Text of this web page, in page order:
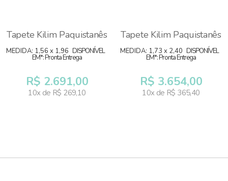
Tapete Kilim Paquistanês
MEDIDA: 1,56 x 1,96 DISPONÍVEL
EM*: Pronta Entrega
R$ 2.691,00
10x de R$ 269,10
Tapete Kilim Paquistanês
MEDIDA: 1,73 x 2,40 DISPONÍVEL
EM*: Pronta Entrega
R$ 3.654,00
10x de R$ 365,40